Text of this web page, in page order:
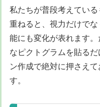
私たちが普段考えてい
重ねると、視力だけで
能にも変化が表れます
なピクトグラムを貼る
ン作成で絶対に押さえ
す。